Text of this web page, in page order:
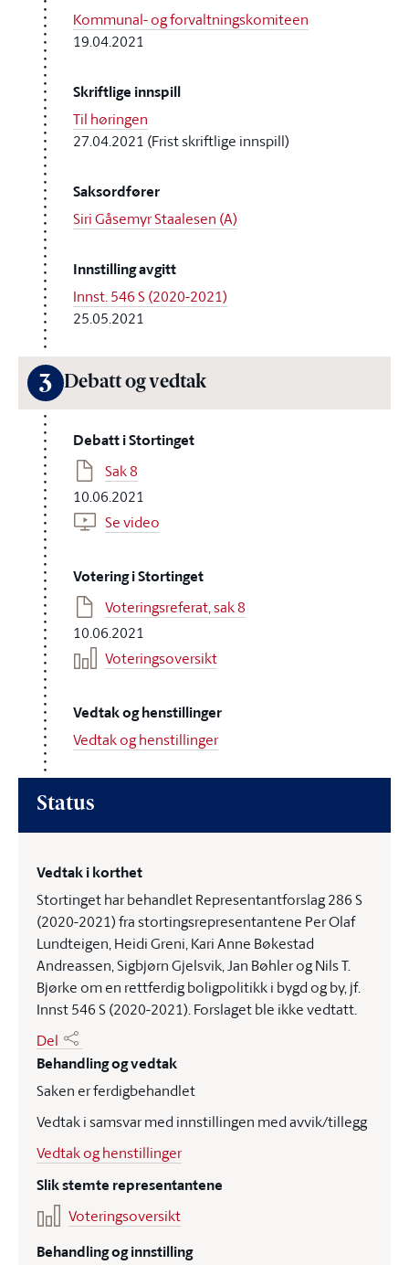
Kommunal- og forvaltningskomiteen
19.04.2021
Skriftlige innspill
Til høringen
27.04.2021 (Frist skriftlige innspill)
Saksordfører
Siri Gåsemyr Staalesen (A)
Innstilling avgitt
Innst. 546 S (2020-2021)
25.05.2021
3 Debatt og vedtak
Debatt i Stortinget
Sak 8
10.06.2021
Se video
Votering i Stortinget
Voteringsreferat, sak 8
10.06.2021
Voteringsoversikt
Vedtak og henstillinger
Vedtak og henstillinger
Status
Vedtak i korthet
Stortinget har behandlet Representantforslag 286 S
(2020-2021) fra stortingsrepresentantene Per Olaf
Lundteigen, Heidi Greni, Kari Anne Bøkestad
Andreassen, Sigbjørn Gjelsvik, Jan Bøhler og Nils T.
Bjørke om en rettferdig boligpolitikk i bygd og by, jf.
Innst 546 S (2020-2021). Forslaget ble ikke vedtatt.
Del
Behandling og vedtak
Saken er ferdigbehandlet
Vedtak i samsvar med innstillingen med avvik/tillegg
Vedtak og henstillinger
Slik stemte representantene
Voteringsoversikt
Behandling og innstilling